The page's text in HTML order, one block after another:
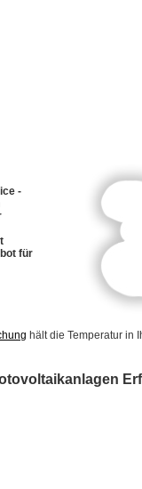
-
für
hält die Temperatur in